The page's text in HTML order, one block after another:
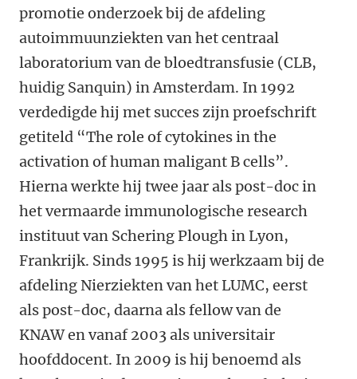
promotie onderzoek bij de afdeling
autoimmuunziekten van het centraal
laboratorium van de bloedtransfusie (CLB,
huidig Sanquin) in Amsterdam. In 1992
verdedigde hij met succes zijn proefschrift
getiteld “The role of cytokines in the
activation of human maligant B cells”.
Hierna werkte hij twee jaar als post-doc in
het vermaarde immunologische research
instituut van Schering Plough in Lyon,
Frankrijk. Sinds 1995 is hij werkzaam bij de
afdeling Nierziekten van het LUMC, eerst
als post-doc, daarna als fellow van de
KNAW en vanaf 2003 als universitair
hoofddocent. In 2009 is hij benoemd als